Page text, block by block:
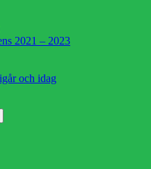
2021 – 2023
och idag